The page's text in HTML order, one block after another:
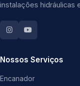
instalações hidráulicas
Nossos Serviços
Encanador